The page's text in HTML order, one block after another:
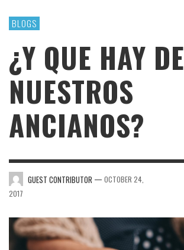
BLOGS
¿Y QUE HAY DE
NUESTROS
ANCIANOS?
GUEST CONTRIBUTOR — OCTOBER 24,
2017